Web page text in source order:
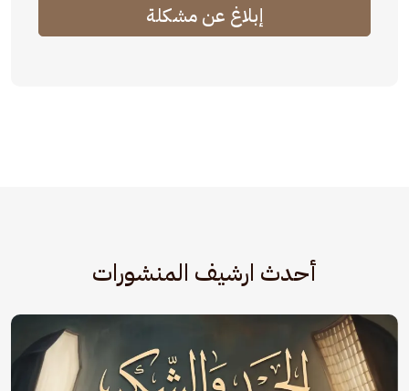
إبلاغ عن مشكلة
أحدث ارشيف المنشورات
الصورة